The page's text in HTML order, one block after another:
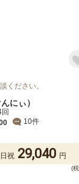
ください。
にぃ）
10件
祝 29,040 円